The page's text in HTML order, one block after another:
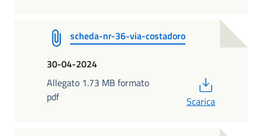
scheda-nr-36-via-costadoro
30-04-2024
Allegato 1.73 MB formato
pdf
Scarica